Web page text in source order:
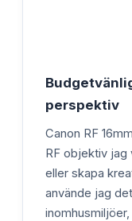
perspektiv
Canon RF
RF objektiv jag
eller skapa
använde jag